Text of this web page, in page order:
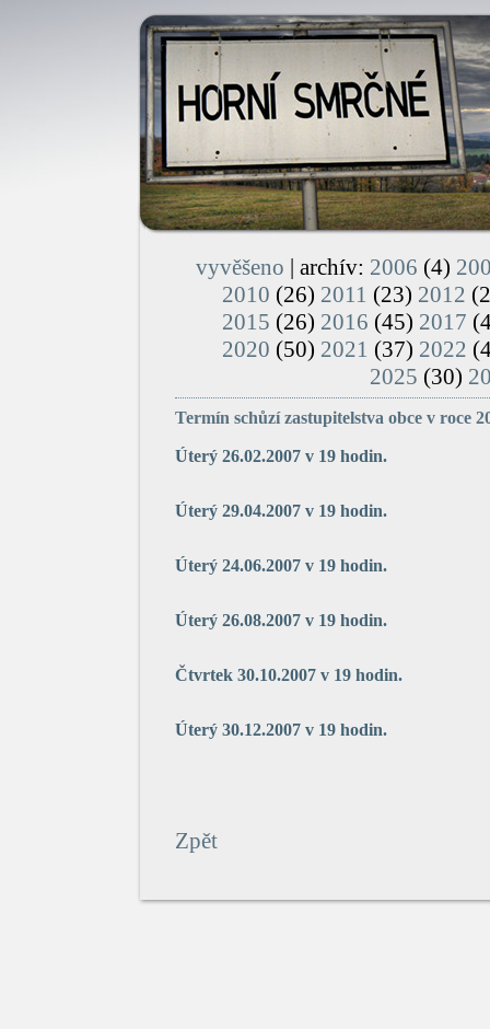
vyvěšeno | archív: 2006 (4)
2010 (26) 2011 (23) 2012
2015 (26) 2016 (45) 2017
2020 (50) 2021 (37) 2022
2025 (30)
Termín schůzí zastupitelstva obce v roce
Úterý 26.02.2007 v 19 hodin.
Úterý 29.04.2007 v 19 hodin.
Úterý 24.06.2007 v 19 hodin.
Úterý 26.08.2007 v 19 hodin.
Čtvrtek 30.10.2007 v 19 hodin.
Úterý 30.12.2007 v 19 hodin.
Zpět